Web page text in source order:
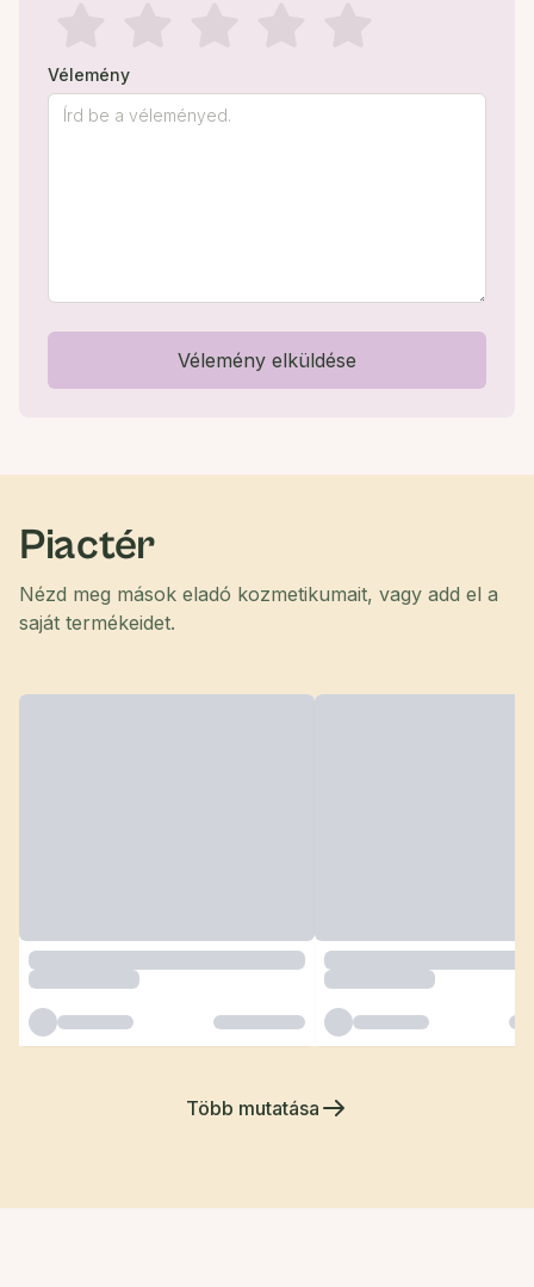
Vélemény
Vélemény elküldése
Piactér
Nézd meg mások eladó kozmetikumait, vagy add el a
saját termékeidet.
Több mutatása